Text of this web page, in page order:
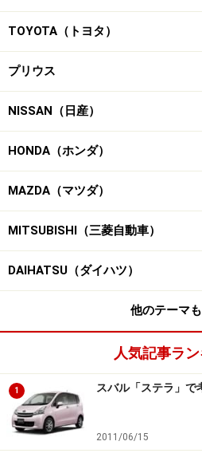
TOYOTA（トヨタ）
プリウス
NISSAN（日産）
HONDA（ホンダ）
MAZDA（マツダ）
MITSUBISHI（三菱自動車）
DAIHATSU（ダイハツ）
他のテーマ
人気記事ラ
1 スバル「ステラ」で
2011/06/15